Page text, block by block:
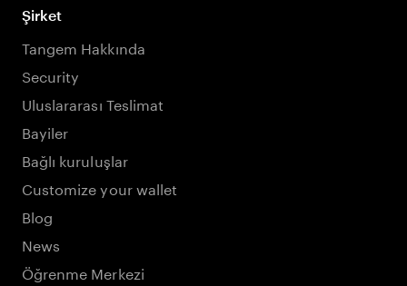
Şirket
Tangem Hakkında
Security
Uluslararası Teslimat
Bayiler
Bağlı kuruluşlar
Customize your wallet
Blog
News
Öğrenme Merkezi